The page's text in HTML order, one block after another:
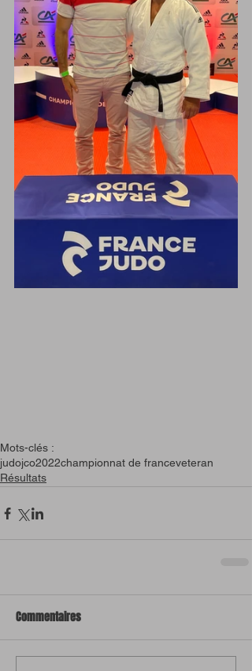
Mots-clés :
judojco2022championnat de franceveteran
Résultats
Commentaires